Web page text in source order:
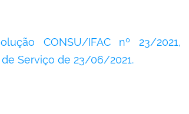
CONSU/IFAC nº 23/
Serviço de 23/06/2021.